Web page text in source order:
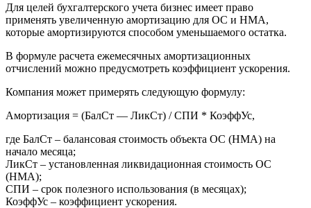
Для целей бухгалтерского учета бизнес имеет право
применять увеличенную амортизацию для ОС и НМА,
которые амортизируются способом уменьшаемого остатка.
В формуле расчета ежемесячных амортизационных
отчислений можно предусмотреть коэффициент ускорения.
Компания может примерять следующую формулу:
Амортизация = (БалСт — ЛикСт) / СПИ * КоэффУс,
где БалСт – балансовая стоимость объекта ОС (НМА) на
начало месяца;
ЛикСт – установленная ликвидационная стоимость ОС
(НМА);
СПИ – срок полезного использования (в месяцах);
КоэффУс – коэффициент ускорения.